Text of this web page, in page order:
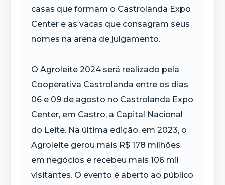
casas que formam o Castrolanda Expo
Center e as vacas que consagram seus
nomes na arena de julgamento.
O Agroleite 2024 será realizado pela
Cooperativa Castrolanda entre os dias
06 e 09 de agosto no Castrolanda Expo
Center, em Castro, a Capital Nacional
do Leite. Na última edição, em 2023, o
Agroleite gerou mais R$ 178 milhões
em negócios e recebeu mais 106 mil
visitantes. O evento é aberto ao público